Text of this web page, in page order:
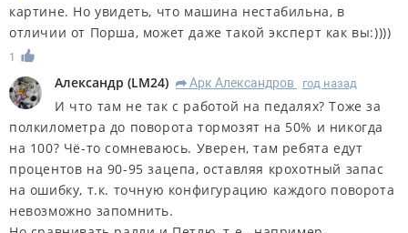
картине. Но увидеть, что машина нестабильна, в
отличии от Порша, может даже такой эксперт как вы:))))
1
Александр (LM24) R Арк Александров год назад
И что там не так с работой на педалях? Тоже за
полкилометра до поворота тормозят на 50% и никогда
на 100? Чё-то сомневаюсь. Уверен, там ребята едут
процентов на 90-95 зацепа, оставляя крохотный запас
на ошибку, т.к. точную конфигурацию каждого поворота
невозможно запомнить.